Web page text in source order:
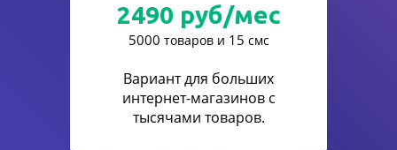
2490 руб/мес
5000 товаров и 15 смс
Вариант для больших
интернет-магазинов с
тысячами товаров.